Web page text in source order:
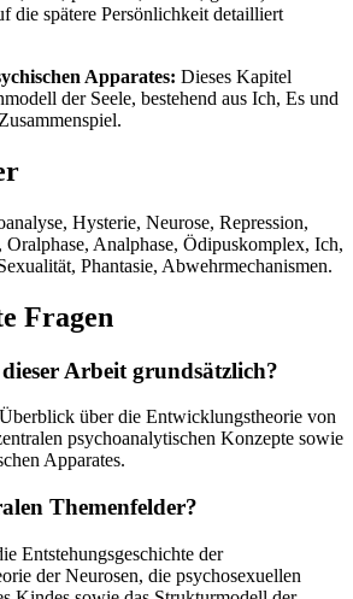
die spätere Persönlichkeit detailliert
Apparates: Dieses Kapitel
der Seele, bestehend aus Ich, Es und
Hysterie, Neurose, Repression,
Oralphase, Analphase, Ödipuskomplex, Ich,
Phantasie, Abwehrmechanismen.
Fragen
Arbeit grundsätzlich?
über die Entwicklungstheorie von
psychoanalytischen Konzepte sowie
Apparates.
Themenfelder?
Entstehungsgeschichte der
der Neurosen, die psychosexuellen